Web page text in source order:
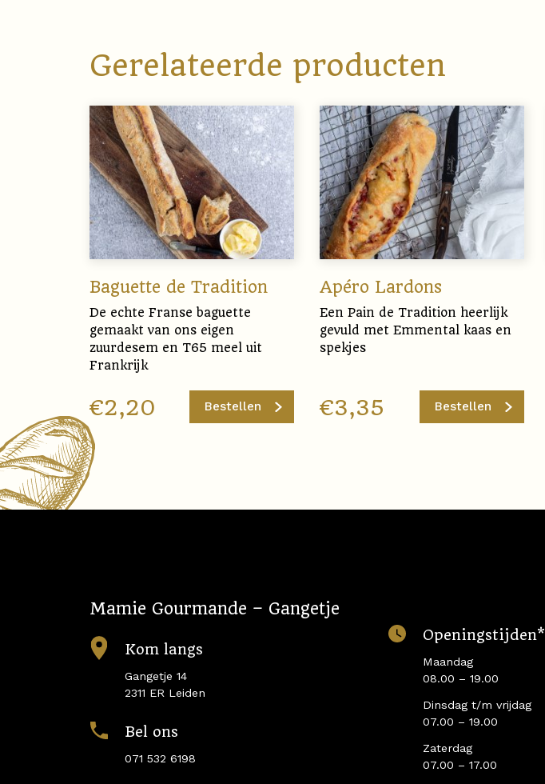
Gerelateerde producten
Baguette de Tradition
De echte Franse baguette
gemaakt van ons eigen
zuurdesem en T65 meel uit
Frankrijk
€2,20 Bestellen
Apéro Lardons
Een Pain de Tradition heerlijk
gevuld met Emmental kaas en
spekjes
€3,35 Bestellen
Mamie Gourmande – Gangetje
Kom langs
Gangetje 14
2311 ER Leiden
Bel ons
071 532 6198
Openingstijden*
Maandag
08.00 – 19.00
Dinsdag t/m vrijdag
07.00 – 19.00
Zaterdag
07.00 – 17.00